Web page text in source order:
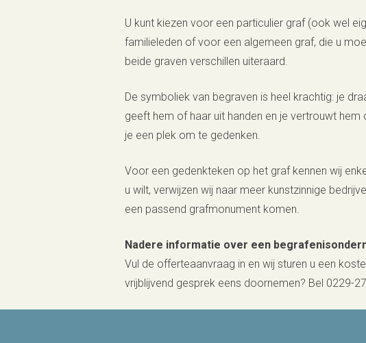
U kunt kiezen voor een particulier graf (ook wel
familieleden of voor een algemeen graf, die u
beide graven verschillen uiteraard.
De symboliek van begraven is heel krachtig: je
geeft hem of haar uit handen en je vertrouwt
je een plek om te gedenken.
Voor een gedenkteken op het graf kennen wij
u wilt, verwijzen wij naar meer kunstzinnige
een passend grafmonument komen.
Nadere informatie over een
Vul de offerteaanvraag in en wij sturen u een
vrijblijvend gesprek eens doornemen? Bel 0229-